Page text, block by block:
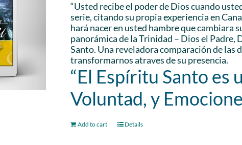
“Usted recibe el poder de Dios cuando
serie, citando su propia experiencia en
hará nacer en usted hambre que cambiara
panorámica de la Trinidad – Dios el Padre,
Santo. Una reveladora comparación de las
transformarnos atraves de su presencia.
“El Espíritu Santo es
Voluntad, y
Add to cart Details